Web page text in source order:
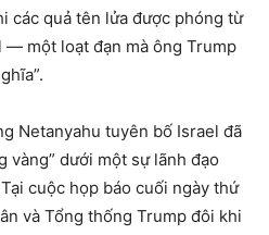
các quả tên lửa được phóng từ
— một loạt đạn mà ông Trump
Netanyahu tuyên bố Israel đã
vàng” dưới một sự lãnh đạo
cuộc họp báo cuối ngày thứ
và Tổng thống Trump đôi khi